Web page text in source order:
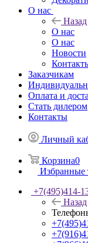
О нас
Назад
О нас
О нас
Новости
Заказчикам
Оплата и
Стать дилером
Контакты
Личный
Корзина0
Избранные
+7(495)414-
Назад